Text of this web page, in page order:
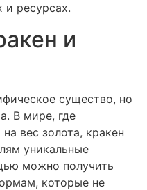
ресурсах.
и
существо, но
В мире, где
вес золота, кракен
уникальные
можно получить
которые не